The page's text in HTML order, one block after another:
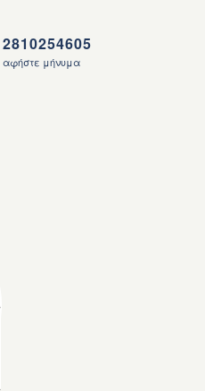
2810254605
αφήστε μήνυμα